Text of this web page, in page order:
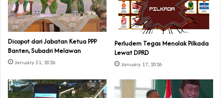
Dicopot dari Jabatan Ketua PPP
Banten, Subadri Melawan
January 31, 2026
Perludem Tegas Menolak Pilkada
Lewat DPRD
January 17, 2026